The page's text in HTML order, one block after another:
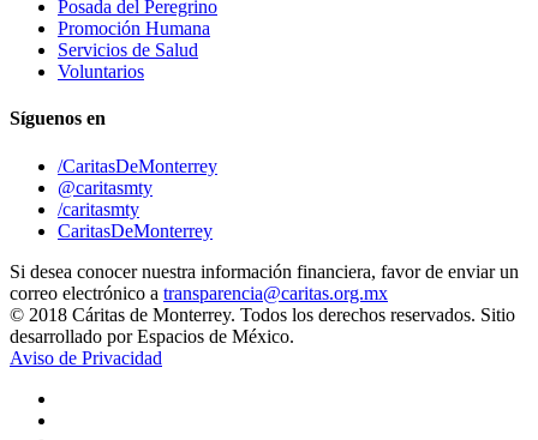
Posada del Peregrino
Promoción Humana
Servicios de Salud
Voluntarios
Síguenos en
/CaritasDeMonterrey
@caritasmty
/caritasmty
CaritasDeMonterrey
Si desea conocer nuestra información financiera, favor de enviar un
correo electrónico a transparencia@caritas.org.mx
© 2018 Cáritas de Monterrey. Todos los derechos reservados. Sitio
desarrollado por Espacios de México.
Aviso de Privacidad